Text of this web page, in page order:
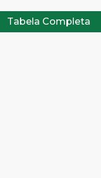
Tabela Completa